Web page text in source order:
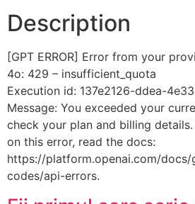
Description
[GPT ERROR] Error from your
4o: 429 – insufficient_quota
Execution id: 137e2126-ddea-
Message: You exceeded your
check your plan and billing
on this error, read the docs:
https://platform.openai.com/docs/
codes/api-errors.